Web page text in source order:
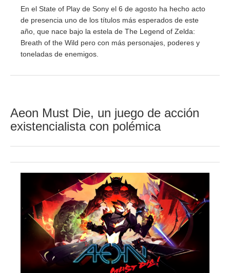
En el State of Play de Sony el 6 de agosto ha hecho acto
de presencia uno de los títulos más esperados de este
año, que nace bajo la estela de The Legend of Zelda:
Breath of the Wild pero con más personajes, poderes y
toneladas de enemigos.
Aeon Must Die, un juego de acción
existencialista con polémica